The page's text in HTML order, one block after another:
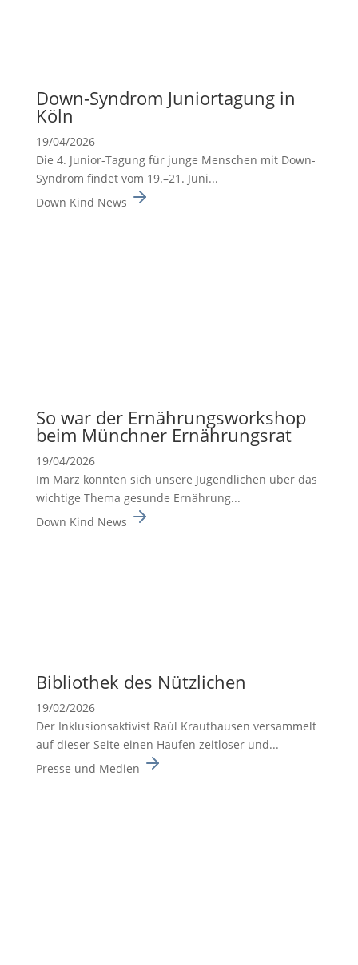
Down-Syndrom Junior­ta­gung in
Köln
19/04/2026
Die 4. Junior-Tagung für junge Menschen mit Down-
Syndrom findet vom 19.–21. Juni...
Down Kind News
So war der Ernäh­rungs­work­shop
beim Münchner Ernäh­rungsrat
19/04/2026
Im März konnten sich unsere Jugend­li­chen über das
wichtige Thema gesunde Ernäh­rung...
Down Kind News
Biblio­thek des Nützli­chen
19/02/2026
Der Inklusionsaktivist Raúl Krauthausen versammelt
auf dieser Seite einen Haufen zeitloser und...
Presse und Medien